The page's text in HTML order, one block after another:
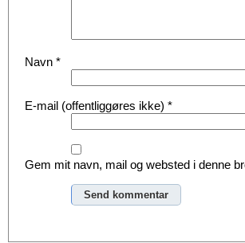
Navn *
E-mail (offentliggøres ikke) *
Gem mit navn, mail og websted i denne